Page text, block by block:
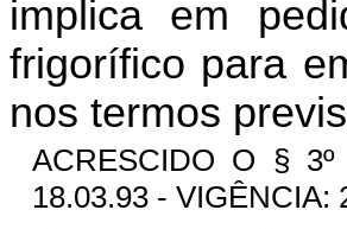
implica em
frigorífico para
nos termos
ACRESCIDO O §
18.03.93 - VIGÊNCIA: